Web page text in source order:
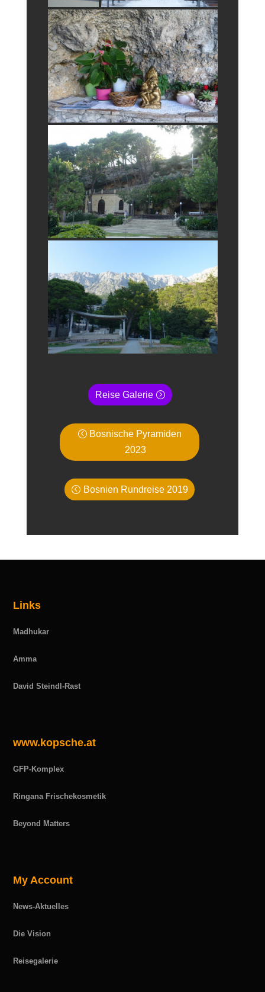
Reise Galerie
Bosnische Pyramiden
2023
Bosnien Rundreise 2019
Links
Madhukar
Amma
David Steindl-Rast
www.kopsche.at
GFP-Komplex
Ringana Frischekosmetik
Beyond Matters
My Account
News-Aktuelles
Die Vision
Reisegalerie